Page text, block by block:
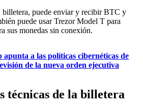
billetera, puede enviar y recibir BTC y
puede usar Trezor Model T para
sus monedas sin conexión.
apunta a las políticas cibernéticas de
de la nueva orden ejecutiva
técnicas de la billetera